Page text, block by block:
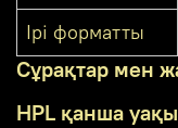
Ірі форматты
Сұрақтар мен
HPL қанша